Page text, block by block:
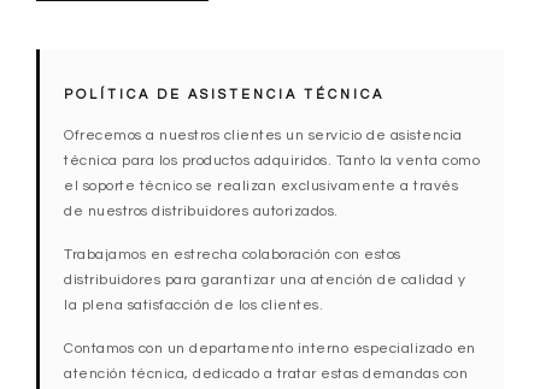
POLÍTICA DE ASISTENCIA TÉCNICA
Ofrecemos a nuestros clientes un servicio de asistencia
técnica para los productos adquiridos. Tanto la venta como
el soporte técnico se realizan exclusivamente a través
de nuestros distribuidores autorizados.
Trabajamos en estrecha colaboración con estos
distribuidores para garantizar una atención de calidad y
la plena satisfacción de los clientes.
Contamos con un departamento interno especializado en
atención técnica, dedicado a tratar estas demandas con